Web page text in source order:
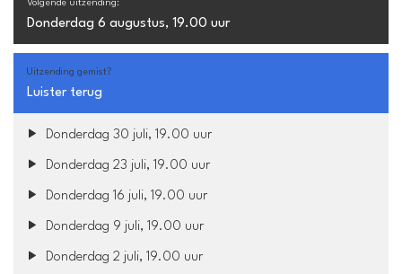
Volgende uitzending:
Donderdag 6 augustus, 19.00 uur
Uitzending gemist?
Luister terug
Donderdag 30 juli, 19.00 uur
Donderdag 23 juli, 19.00 uur
Donderdag 16 juli, 19.00 uur
Donderdag 9 juli, 19.00 uur
Donderdag 2 juli, 19.00 uur